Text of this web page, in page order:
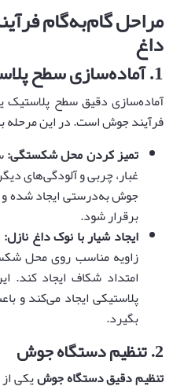
مراحل گام‌به‌گام
داغ
1. آماده‌سازی سطح
آماده‌سازی دقیق سطح
فرآیند جوش است. در این مرحله
تمیز کردن محل شکستگی:
غبار، چربی و آلودگی‌های
جوش به‌درستی ایجاد شده و
برقرار شود.
ایجاد شیار با نوک داغ نازل:
زاویه مناسب روی محل
امتداد شکاف ایجاد کند.
پلاستیکی ایجاد می‌کند و
بگیرد.
2. تنظیم دستگاه جوش
تنظیم دقیق دستگاه جوشیکی